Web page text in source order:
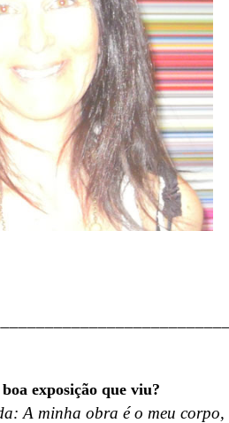
exposição que viu?
A minha obra é o meu